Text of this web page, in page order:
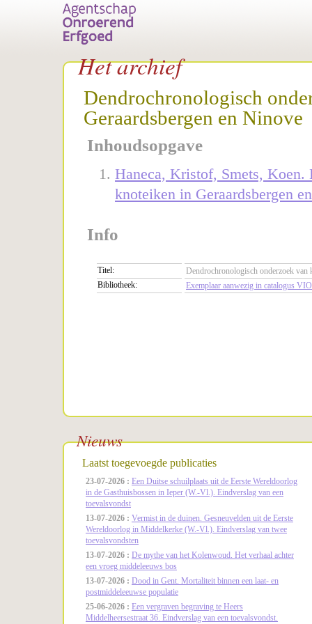
Het archief
Dendrochronologisch
Geraardsbergen en Ninove
Inhoudsopgave
Haneca, Kristof, Smets, Koen.
knoteiken in Geraardsbergen
Info
Titel:
Dendrochronologisch onderzoek van
Bibliotheek:
Exemplaar aanwezig in catalogus
Nieuws
Laatst toegevoegde publicaties
23-07-2026 : Een Duitse schuilplaats uit de Eerste Wereldoorlog
in de Gasthuisbossen in Ieper (W.-Vl.). Eindverslag van een
toevalsvondst
13-07-2026 : Vermist in de duinen. Gesneuvelden uit de Eerste
Wereldoorlog in Middelkerke (W.-Vl.). Eindverslag van twee
toevalsvondsten
13-07-2026 : De mythe van het Kolenwoud. Het verhaal achter
een vroeg middeleeuws bos
13-07-2026 : Dood in Gent. Mortaliteit binnen een laat- en
postmiddeleeuwse populatie
25-06-2026 : Een vergraven begraving te Heers
Middelheersestraat 36. Eindverslag van een toevalsvondst.